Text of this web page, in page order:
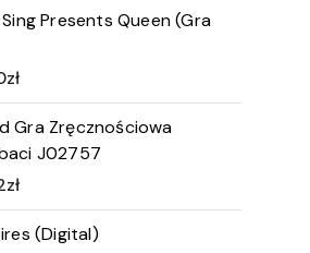
Presents Queen (Gra
zł
Gra Zręcznościowa
J02757
zł
(Digital)